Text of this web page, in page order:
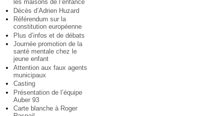
les maisons de l’enfance
Décès d’Adrien Huzard
Référendum sur la
constitution européenne
Plus d’infos et de débats
Journée promotion de la
santé mentale chez le
jeune enfant
Attention aux faux agents
municipaux
Casting
Présentation de l’équipe
Auber 93
Carte blanche à Roger